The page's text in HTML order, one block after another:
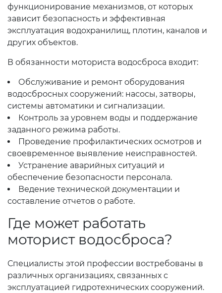
функционирование механизмов, от которых
зависит безопасность и эффективная
эксплуатация водохранилищ, плотин, каналов и
других объектов.
В обязанности моториста водосброса входит:
Обслуживание и ремонт оборудования
водосбросных сооружений: насосы, затворы,
системы автоматики и сигнализации.
Контроль за уровнем воды и поддержание
заданного режима работы.
Проведение профилактических осмотров и
своевременное выявление неисправностей.
Устранение аварийных ситуаций и
обеспечение безопасности персонала.
Ведение технической документации и
составление отчетов о работе.
Где может работать
моторист водосброса?
Специалисты этой профессии востребованы в
различных организациях, связанных с
эксплуатацией гидротехнических сооружений.